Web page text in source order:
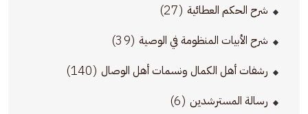
شرح الحكم العطائية (27)
شرح الأبيات المنظومة في الوصية (39)
رشفات أهل الكمال ونسمات أهل الوصال (140)
رسالة المسترشدين (6)